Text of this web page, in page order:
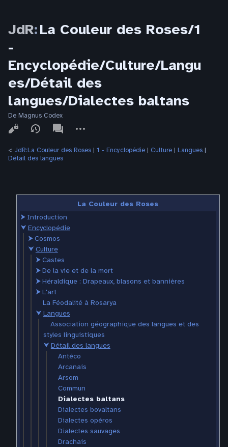
JdR:La Couleur des Roses/1
-
Encyclopédie/Culture/Langu
es/Détail des
langues/Dialectes baltans
De Magnus Codex
Affichages
associated-
pages
actions
< JdR:La Couleur des Roses ‎ | 1 - Encyclopédie ‎ | Culture ‎ | Langues ‎ |
Détail des langues
La Couleur des Roses
⮞ Introduction
⮟ Encyclopédie
⮞Cosmos
⮟ Culture
⮞Castes
⮞De la vie et de la mort
⮞Héraldique : Drapeaux, blasons et bannières
⮞L'art
La Féodalité à Rosarya
⮟ Langues
Association géographique des langues et des
styles linguistiques
⮟ Détail des langues
Antéco
Arcanais
Arsom
Commun
Dialectes baltans
Dialectes bovaltans
Dialectes opéros
Dialectes sauvages
Drachais